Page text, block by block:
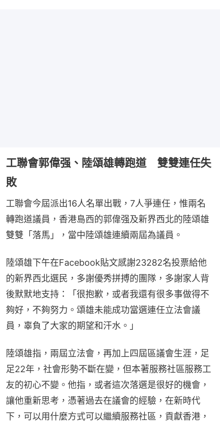
工聯會郭偉强、陸頌雄轉跑道 雙雙連任失
敗
工聯會今屆派出16人名單出戰，7人爭連任，惟兩名
轉跑道議員，香港島西的郭偉强及新界西北的陸頌雄
雙雙「落馬」，當中陸頌雄連續兩屆為議員。
陸頌雄下午在Facebook貼文感謝23282名投票給他
的新界西北選民，多謝優秀拼搏的團隊，多謝家人背
後默默地支持：「很抱歉，或者我還有很多事做得不
夠好，不夠努力。頌雄未能成功當選連任立法會議
員，辜負了大家的期望和汗水。」
陸頌雄指，兩屆立法會，再加上四屆區議會生涯，足
足22年，社會形勢不斷在變，但本著服務社區服務工
友的初心不變。他指，或者這次落選是很好的機會，
讓他重新思考，憑著過去在議會的經驗，在新時代
下，可以用什麼方式可以繼續服務社區，貢獻香港，